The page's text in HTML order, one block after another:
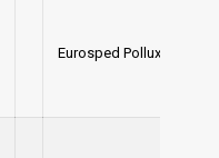
Eurosped Pollux DS 1